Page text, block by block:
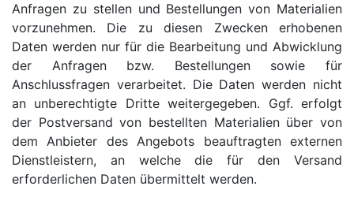
Anfragen zu stellen und Bestellungen von Materialien
vorzunehmen. Die zu diesen Zwecken erhobenen
Daten werden nur für die Bearbeitung und Abwicklung
der Anfragen bzw. Bestellungen sowie für
Anschlussfragen verarbeitet. Die Daten werden nicht
an unberechtigte Dritte weitergegeben. Ggf. erfolgt
der Postversand von bestellten Materialien über von
dem Anbieter des Angebots beauftragten externen
Dienstleistern, an welche die für den Versand
erforderlichen Daten übermittelt werden.